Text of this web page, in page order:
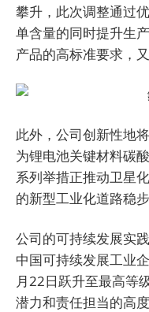
攀升，此次调整通过
单含量的同时提升生
产品的高标准要求，
此外，公司创新性地
为锂电池关键材料碳
系列举措正推动卫星
的新型工业化道路稳步
公司的可持续发展实
中国可持续发展工业
月22日跃升至最高等
潜力和责任担当的高度